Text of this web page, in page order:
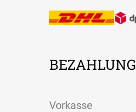
BEZAHLUNG
Vorkasse